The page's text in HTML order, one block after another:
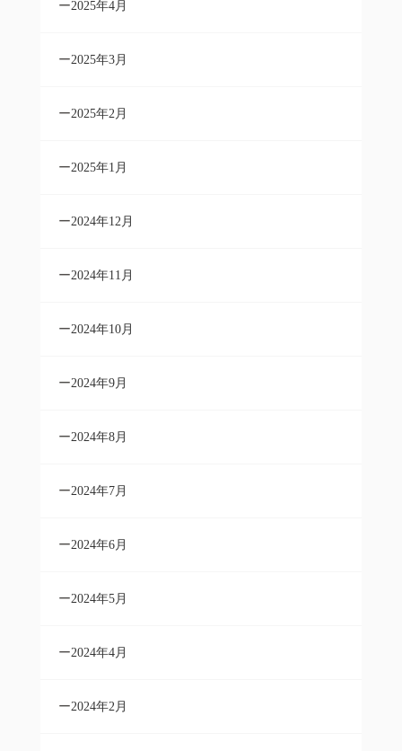
2025年4月
2025年3月
2025年2月
2025年1月
2024年12月
2024年11月
2024年10月
2024年9月
2024年8月
2024年7月
2024年6月
2024年5月
2024年4月
2024年2月